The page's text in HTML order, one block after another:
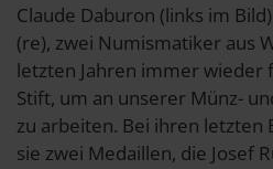
Claude Daburon (links im
(re), zwei Numismatiker aus
letzten Jahren immer wieder
Stift, um an unserer Münz-
zu arbeiten. Bei ihren letzten
sie zwei Medaillen, die Josef